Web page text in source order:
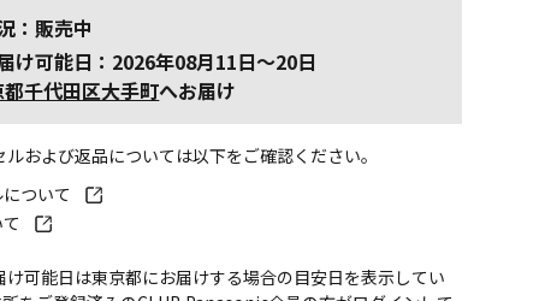
：販売中
け可能日：2026年08月11日～20日
千代田区大手町へお届け
および返品については以下をご確認ください。
ついて
可能日は東京都にお届けする場合の目安日を表示してい